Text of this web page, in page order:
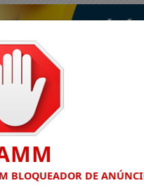
BLOQUEADOR DE